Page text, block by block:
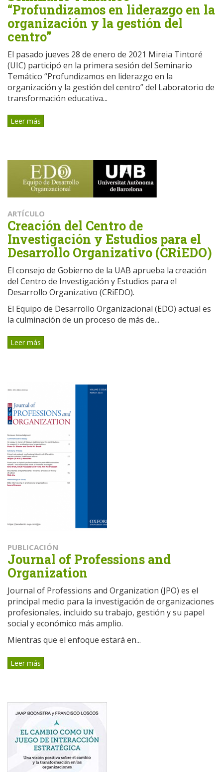
“Profundizamos en liderazgo en la
organización y la gestión del
centro”
El pasado jueves 28 de enero de 2021 Mireia Tintoré
(UIC) participó en la primera sesión del Seminario
Temático “Profundizamos en liderazgo en la
organización y la gestión del centro” del Laboratorio de
transformación educativa...
Leer más
ARTÍCULO
Creación del Centro de
Investigación y Estudios para el
Desarrollo Organizativo (CRiEDO)
El consejo de Gobierno de la UAB aprueba la creación
del Centro de Investigación y Estudios para el
Desarrollo Organizativo (CRiEDO).
El Equipo de Desarrollo Organizacional (EDO) actual es
la culminación de un proceso de más de...
Leer más
PUBLICACIÓN
Journal of Professions and
Organization
Journal of Professions and Organization (JPO) es el
principal medio para la investigación de organizaciones
profesionales, incluido su trabajo, gestión y su papel
social y económico más amplio.
Mientras que el enfoque estará en...
Leer más